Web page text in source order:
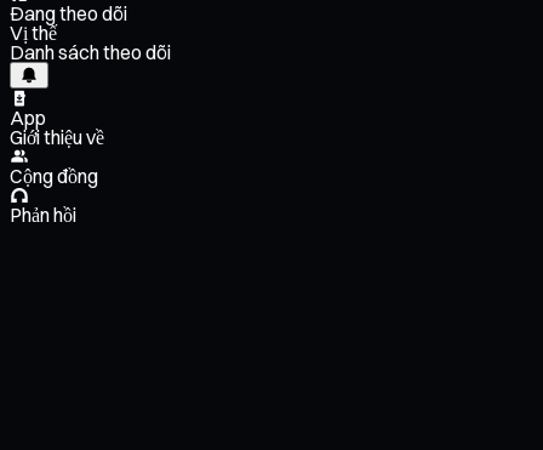
Đang theo dõi
Vị thế
Danh sách theo dõi
App
Giới thiệu về
Cộng đồng
Phản hồi